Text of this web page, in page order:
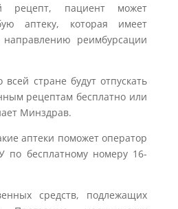
рецепт, пациент может
аптеку, которая имеет
реимбурсации
стране будут отпускать
рецептам бесплатно или
Минздрав.
аптеки поможет оператор
по бесплатному номеру 16-
средств, подлежащих